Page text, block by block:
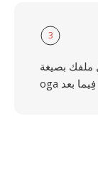
3
ملفك بصيغة
oga فِيما بعد